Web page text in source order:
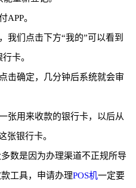
APP。
我们点击下方“我的”可以看到
卡。
击确定，几分钟后系统就会审
张用来收款的银行卡，以后从
张银行卡。
数是因为办理渠道不正规所导
工具，申请办理POS机一定要